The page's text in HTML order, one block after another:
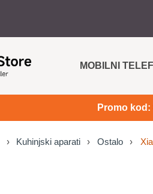
MOBILNI
Promo kod:
Kuhinjski aparati Ostalo